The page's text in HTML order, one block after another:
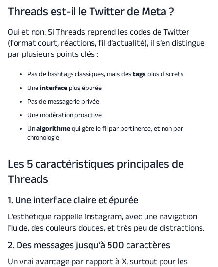
Threads est-il le Twitter de Meta ?
Oui et non. Si Threads reprend les codes de Twitter
(format court, réactions, fil d’actualité), il s’en distingue
par plusieurs points clés :
Pas de hashtags classiques, mais destags plus discrets
Uneinterfaceplus épurée
Pas de messagerie privée
Une modération proactive
Unalgorithmequi gère le fil par pertinence, et non par
chronologie
Les 5 caractéristiques principales de
Threads
1. Une interface claire et épurée
L’esthétique rappelle Instagram, avec une navigation
fluide, des couleurs douces, et très peu de distractions.
2. Des messages jusqu’à 500 caractères
Un vrai avantage par rapport à X, surtout pour les